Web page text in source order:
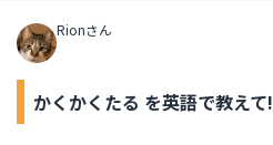
Rionさん
かくかくたる を英語で教えて!